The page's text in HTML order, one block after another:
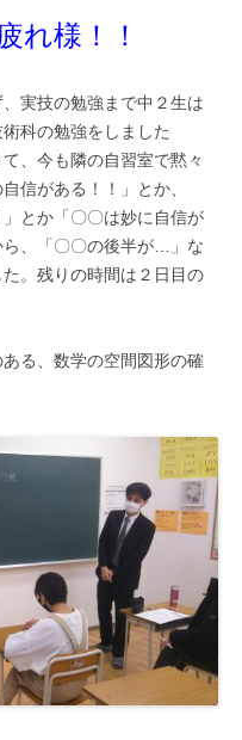
れ様！！
実技の勉強まで中２生は
科の勉強をしました
、今も隣の自習室で黙々
信がある！！」とか、
」とか「〇〇は妙に自信が
ら、「〇〇の後半が…」な
。残りの時間は２日目の
る、数学の空間図形の確